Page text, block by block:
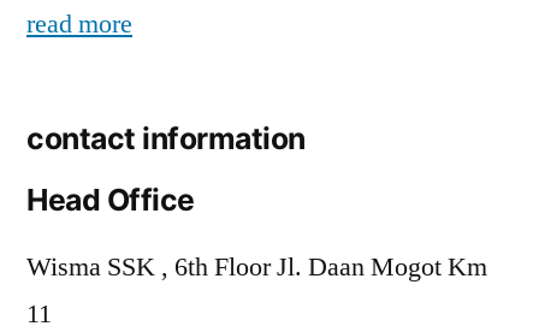
read more
contact information
Head Office
Wisma SSK , 6th Floor Jl. Daan Mogot Km
11